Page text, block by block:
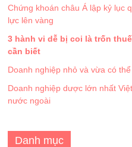
Chứng khoán châu Á lập kỷ lục
lực lên vàng
3 hành vi dễ bị coi là trốn
cần biết
Doanh nghiệp nhỏ và vừa có
Doanh nghiệp dược lớn nhất
nước ngoài
Danh mục